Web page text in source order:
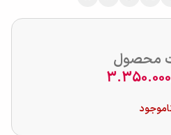
محصول
3.350.000